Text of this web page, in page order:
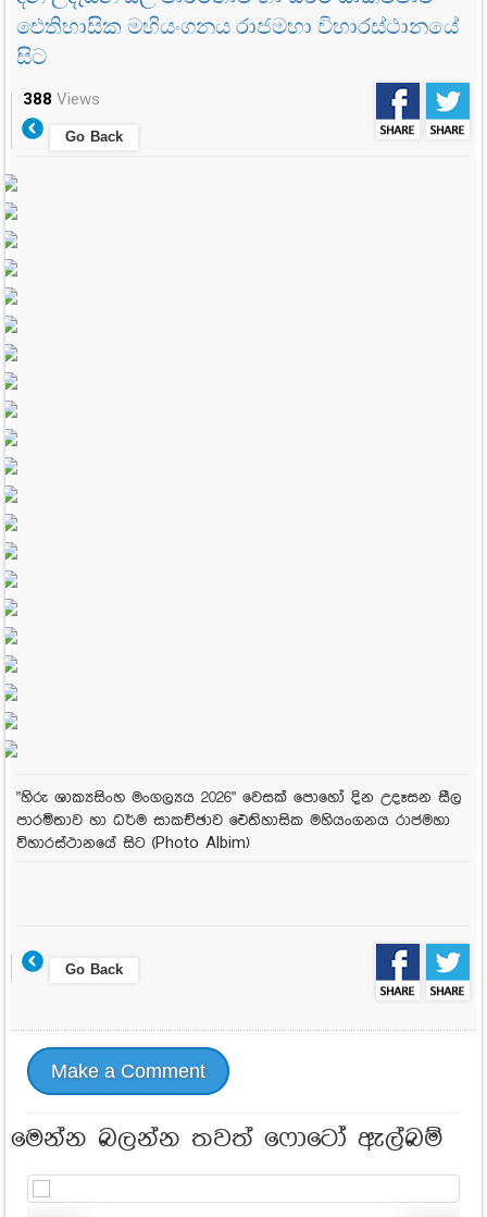
ඓතිහාසික මහියංගනය රාජමහා විහාරස්ථානයේ
සිට
388 Views
Go Back
"හිරු ශාක්‍යසිංහ මංගල්‍යය 2026" වෙසක් පොහෝ දින උදෑසන සීල
පාරමිතාව හා ධර්ම සාකච්ඡාව ඓතිහාසික මහියංගනය රාජමහා
විහාරස්ථානයේ සිට (Photo Albim)
Go Back
Make a Comment
මෙන්න බලන්න තවත් ෆොටෝ ඇල්බම්